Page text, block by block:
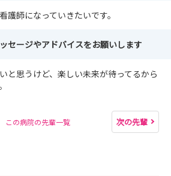
護師になっていきたいです。
セージやアドバイスをお願いします
と思うけど、楽しい未来が待ってるから
この病院の先輩一覧 次の先輩